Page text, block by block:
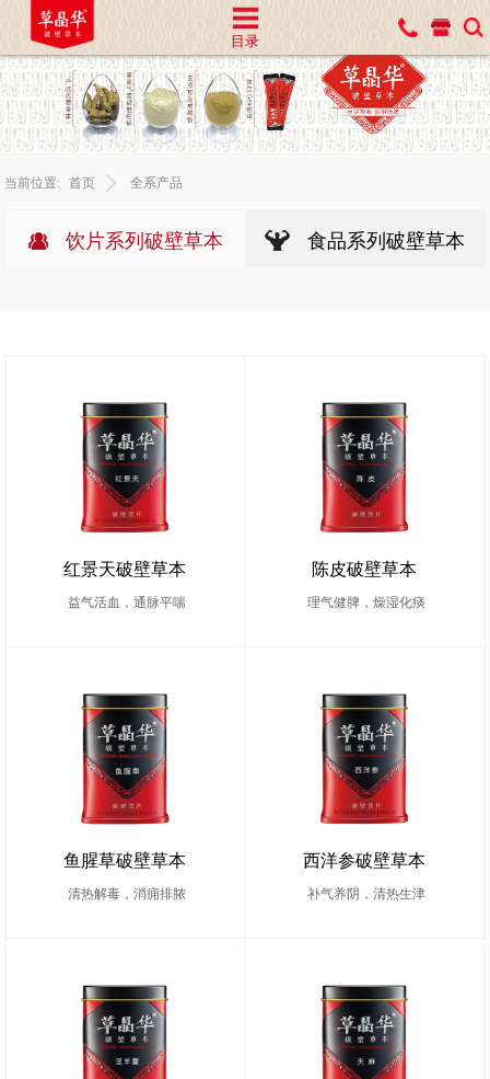
目录
当前位置: 首页 全系产品
饮片系列破壁草本 食品系列破壁草本
红景天破壁草本
益气活血，通脉平喘
陈皮破壁草本
理气健脾，燥湿化痰
鱼腥草破壁草本
清热解毒，消痈排脓
西洋参破壁草本
补气养阴，清热生津